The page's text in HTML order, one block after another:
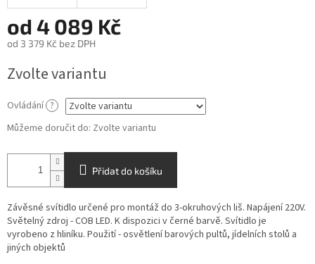
od 4 089 Kč
od 3 379 Kč bez DPH
cena:
Zvolte variantu
Ovládání ?
Můžeme doručit do: Zvolte variantu
Přidat do košíku
Závěsné svítidlo určené pro montáž do 3-okruhových liš. Napájení 220V.
Světelný zdroj - COB LED. K dispozici v černé barvě. Svítidlo je
vyrobeno z hliníku. Použití - osvětlení barových pultů, jídelních stolů a
jiných objektů